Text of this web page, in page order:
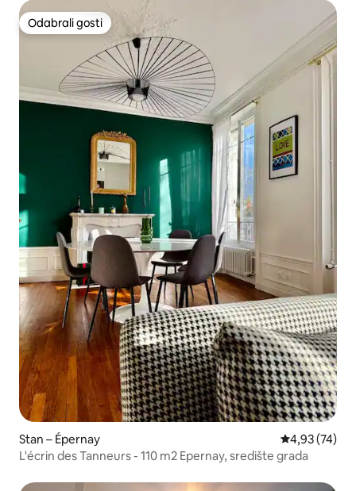
Odabrali gosti
Odabrali gosti
Stan – Épernay Prosječna
4,93 (74)
L'écrin des Tanneurs - 110 m2 Epernay, središte grada